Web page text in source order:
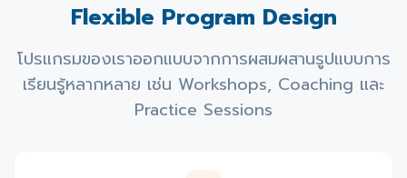
Flexible Program Design
โปรแกรมของเราออกแบบจากการผสมผสานรูปแบบการ
เรียนรู้หลากหลาย เช่น Workshops, Coaching และ
Practice Sessions